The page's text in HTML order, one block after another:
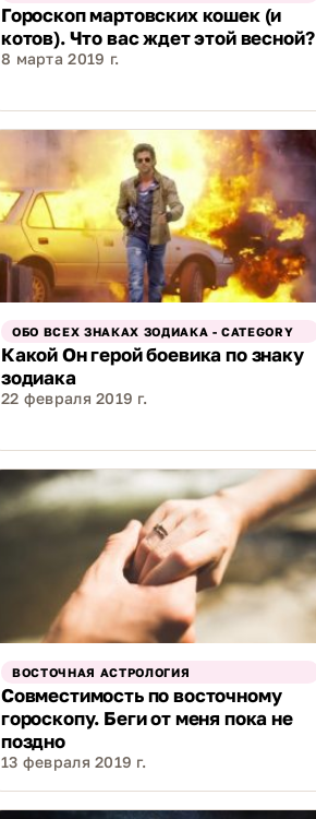
Гороскоп мартовских кошек (и
котов). Что вас ждет этой весной?
8 марта 2019 г.
ОБО ВСЕХ ЗНАКАХ ЗОДИАКА - CATEGORY
Какой Он герой боевика по знаку
зодиака
22 февраля 2019 г.
ВОСТОЧНАЯ АСТРОЛОГИЯ
Совместимость по восточному
гороскопу. Беги от меня пока не
поздно
13 февраля 2019 г.